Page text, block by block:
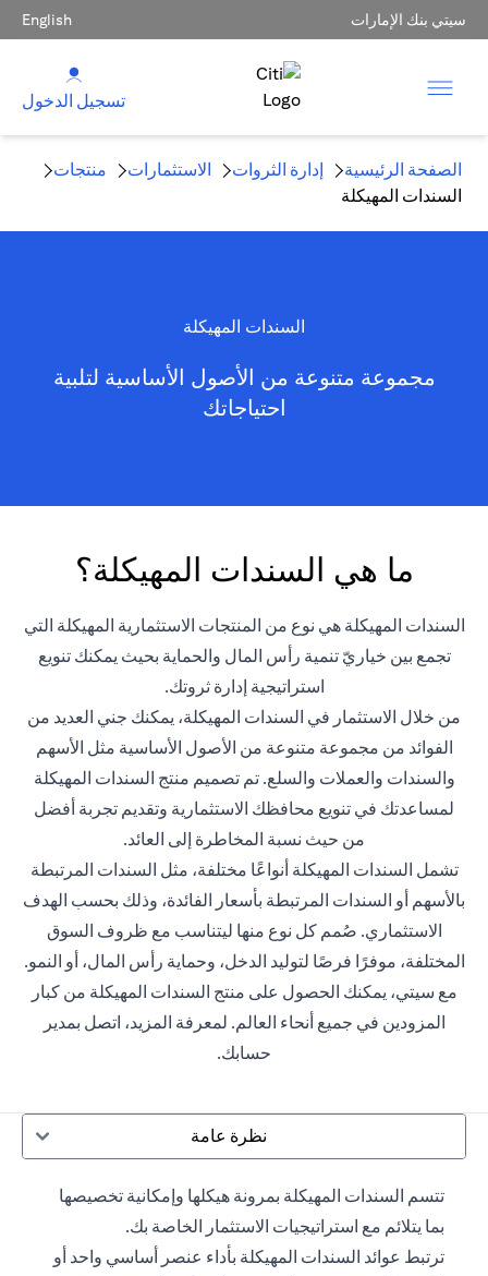
سيتي بنك الإمارات English
تسجيل الدخول
الصفحة الرئيسية إدارة الثروات الاستثمارات
منتجات
السندات المهيكلة
السندات المهيكلة
مجموعة متنوعة من الأصول الأساسية لتلبية
احتياجاتك
ما هي السندات المهيكلة؟
السندات المهيكلة هي نوع من المنتجات الاستثمارية المهيكلة التي
تجمع بين خياريّ تنمية رأس المال والحماية بحيث يمكنك تنويع
استراتيجية إدارة ثروتك.
من خلال الاستثمار في السندات المهيكلة، يمكنك جني العديد من
الفوائد من مجموعة متنوعة من الأصول الأساسية مثل الأسهم
والسندات والعملات والسلع. تم تصميم منتج السندات المهيكلة
لمساعدتك في تنويع محافظك الاستثمارية وتقديم تجربة أفضل
من حيث نسبة المخاطرة إلى العائد.
تشمل السندات المهيكلة أنواعًا مختلفة، مثل السندات المرتبطة
بالأسهم أو السندات المرتبطة بأسعار الفائدة، وذلك بحسب الهدف
الاستثماري. صُمم كل نوع منها ليتناسب مع ظروف السوق
المختلفة، موفرًا فرصًا لتوليد الدخل، وحماية رأس المال، أو النمو.
مع سيتي، يمكنك الحصول على منتج السندات المهيكلة من كبار
المزودين في جميع أنحاء العالم. لمعرفة المزيد، اتصل بمدير
حسابك.
نظرة عامة
تتسم السندات المهيكلة بمرونة هيكلها وإمكانية تخصيصها
بما يتلائم مع استراتيجيات الاستثمار الخاصة بك.
ترتبط عوائد السندات المهيكلة بأداء عنصر أساسي واحد أو